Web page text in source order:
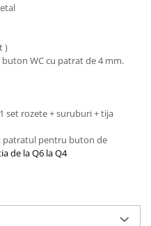
)
WC cu patrat de 4 mm.
set rozete + suruburi + tija
patratul pentru buton de
de la Q6 la Q4